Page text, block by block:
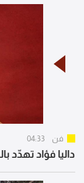
فن 04:33
داليا فؤاد تهدّد